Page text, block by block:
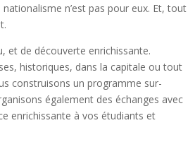
n’est pas pour eux. Et, tout
et de découverte enrichissante.
historiques, dans la capitale ou tout
construisons un programme sur-
également des échanges avec
enrichissante à vos étudiants et